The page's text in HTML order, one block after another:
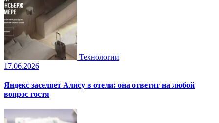
Технологии
17.06.2026
Яндекс заселяет Алису в отели: она ответит на любой
вопрос гостя